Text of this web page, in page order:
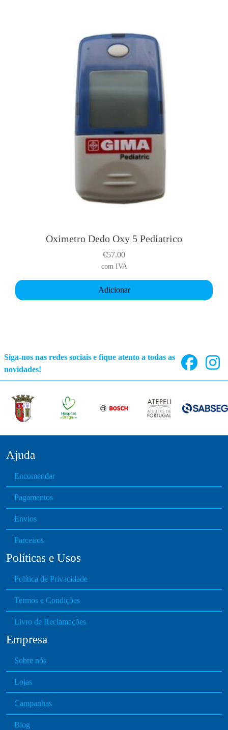
Oximetro Dedo Oxy 5 Pediatrico
€57.00
com IVA
Adicionar
Siga-nos nas redes sociais e fique atento a todas as
novidades!
Ajuda
Encomendar
Pagamentos
Envios
Parceiros
Políticas e Usos
Política de Privacidade
Termos e Condições
Livro de Reclamações
Empresa
Sobre nós
Lojas
Campanhas
Blog